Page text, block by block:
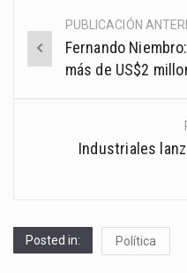
Post
navigation
PUBLICACIÓN
Fernando
más de US$2
Industriales
Posted in: Política